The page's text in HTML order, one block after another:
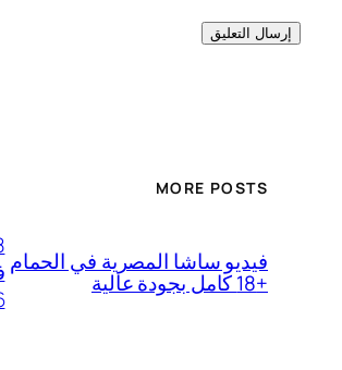
MORE POSTS
فيديو ساشا المصرية في الحمام
+18 كامل بجودة عالية